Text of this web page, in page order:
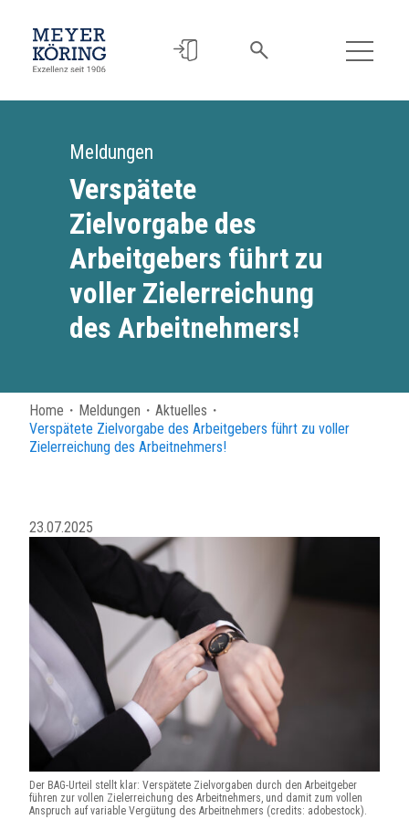
Meldungen
Verspätete
Zielvorgabe des
Arbeitgebers führt zu
voller Zielerreichung
des Arbeitnehmers!
Home ・ Meldungen ・ Aktuelles ・
Verspätete Zielvorgabe des Arbeitgebers führt zu voller
Zielerreichung des Arbeitnehmers!
23.07.2025
Der BAG-Urteil stellt klar: Verspätete Zielvorgaben durch den Arbeitgeber
führen zur vollen Zielerreichung des Arbeitnehmers, und damit zum vollen
Anspruch auf variable Vergütung des Arbeitnehmers (credits: adobestock).